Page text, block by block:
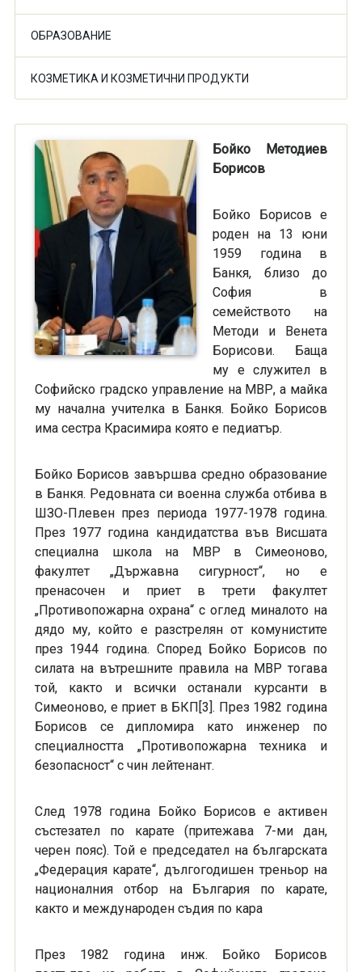
ОБРАЗОВАНИЕ
КОЗМЕТИКА И КОЗМЕТИЧНИ ПРОДУКТИ
Бойко Методиев
Борисов
Бойко Борисов е
роден на 13 юни
1959 година в
Банкя, близо до
София в
семейството на
Методи и Венета
Борисови. Баща
му e служител в
Софийско градско управление на МВР, а майка
му начална учителка в Банкя. Бойко Борисов
има сестра Красимира която е педиатър.
Бойко Борисов завършва средно образование
в Банкя. Редовната си военна служба отбива в
ШЗО-Плевен през периода 1977-1978 година.
През 1977 година кандидатства във Висшата
специална школа на МВР в Симеоново,
факултет „Държавна сигурност“, но e
пренасочен и приет в трети факултет
„Противопожарна охрана“ с оглед миналото на
дядо му, който е разстрелян от комунистите
през 1944 година. Според Бойко Борисов по
силата на вътрешните правила на МВР тогава
той, както и всички останали курсанти в
Симеоново, е приет в БКП[3]. През 1982 година
Борисов се дипломира като инженер по
специалността „Противопожарна техника и
безопасност“ с чин лейтенант.
След 1978 година Бойко Борисов е активен
състезател по карате (притежава 7-ми дан,
черен пояс). Той е председател на българската
„Федерация карате“, дългогодишен треньор на
националния отбор на България по карате,
както и международен съдия по кара
През 1982 година инж. Бойко Борисов